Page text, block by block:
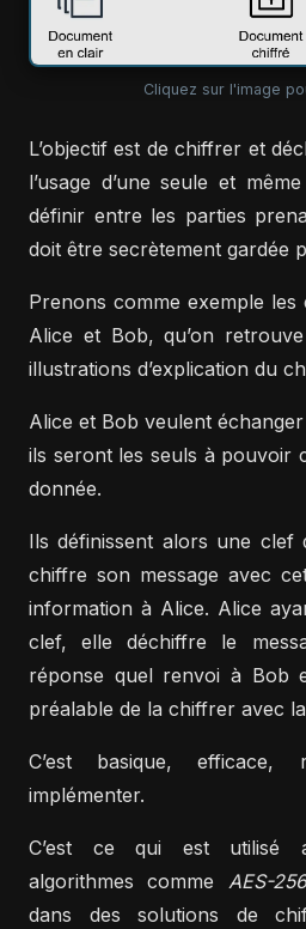
Cliquez sur l'image
L’objectif est de chiffrer et
l’usage d’une seule et
définir entre les parties
doit être secrètement gardée
Prenons comme exemple les
Alice et Bob, qu’on
illustrations d’explication du
Alice et Bob veulent
ils seront les seuls à pouvoir
donnée.
Ils définissent alors une clef
chiffre son message avec
information à Alice. Alice
clef, elle déchiffre le
réponse quel renvoi à Bob
préalable de la chiffrer avec
C’est basique,
implémenter.
C’est ce qui est utilisé
algorithmes comme AES-256
dans des solutions de